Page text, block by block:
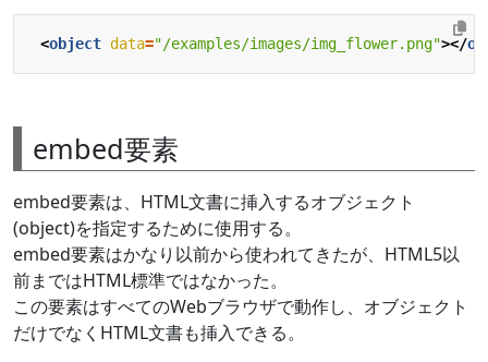
<object data="/examples/images/img_flower.png"></
embed要素
embed要素は、HTML文書に挿入するオブジェクト
(object)を指定するために使用する。
embed要素はかなり以前から使われてきたが、HTML5以
前まではHTML標準ではなかった。
この要素はすべてのWebブラウザで動作し、オブジェクト
だけでなくHTML文書も挿入できる。